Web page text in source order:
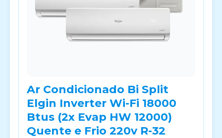
Ar Condicionado Bi Split
Elgin Inverter Wi-Fi 18000
Btus (2x Evap HW 12000)
Quente e Frio 220v R-32